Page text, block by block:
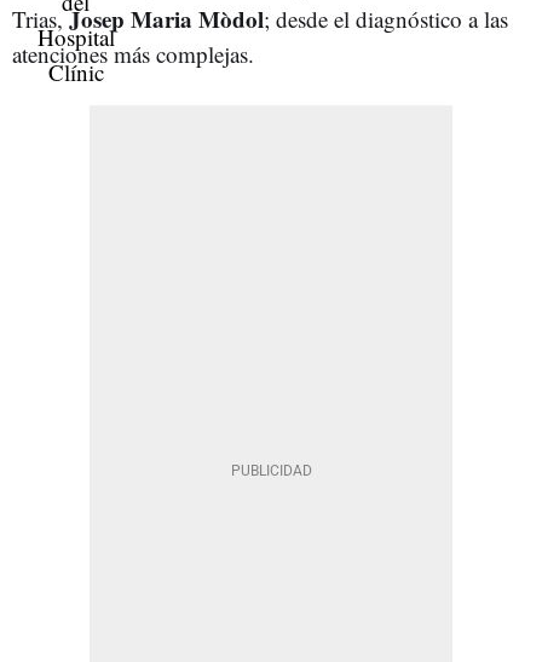
Trias,Josep Maria Mòdol; desde el diagnóstico a las
atenciones más complejas.